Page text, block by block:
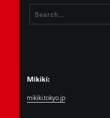
Mikiki:
mikiki.tokyo.jp